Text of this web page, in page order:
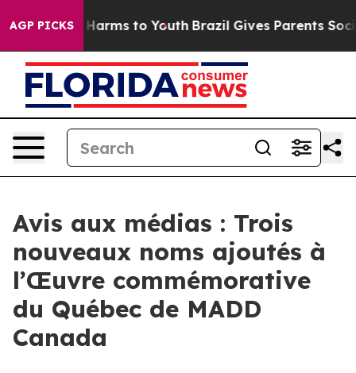
AGP PICKS
Abate Harms to Youth Brazil Gives Parents Social
Avis aux médias : Trois
nouveaux noms ajoutés à
l’Œuvre commémorative
du Québec de MADD
Canada